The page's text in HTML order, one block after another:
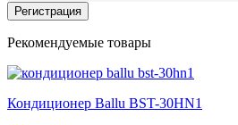
Регистрация
Рекомендуемые товары
Кондиционер Ballu BST-30HN1